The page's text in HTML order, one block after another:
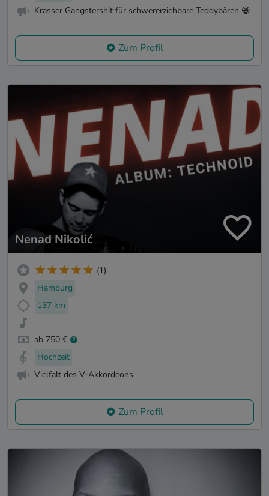
Krasser Gangstershit für schwererziehbare Teddybären 😁
Zum Profil
Nenad Nikolić
(1)
Hamburg
137 km
ab 750 €
Hochzeit
Vielfalt des V-Akkordeons
Zum Profil